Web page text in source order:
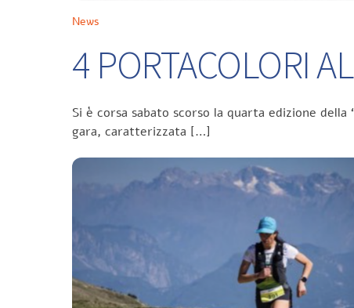
News
4 PORTACOLORI
Si è corsa sabato scorso la quarta edizione
gara, caratterizzata […]